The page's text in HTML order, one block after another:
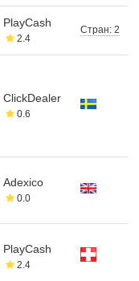
PlayCash
2.4
Стран: 2
ClickDealer
0.6
Adexico
0.0
PlayCash
2.4